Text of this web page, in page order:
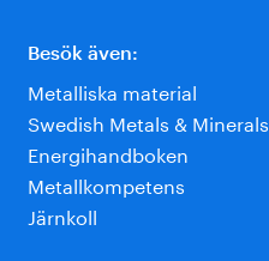
Besök även:
Metalliska material
Swedish Metals & Minerals
Energihandboken
Metallkompetens
Järnkoll